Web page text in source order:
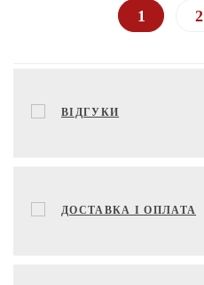
1 2
ВІДГУКИ
ДОСТАВКА І ОПЛАТА